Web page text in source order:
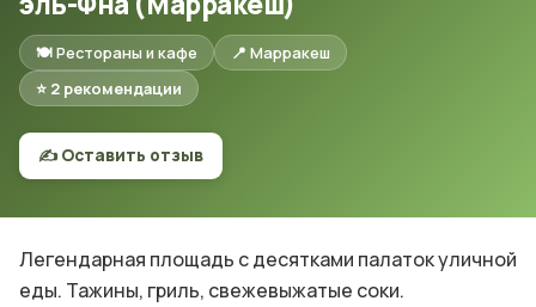
🍽 Рестораны и кафе
📍 Марракеш
⭐ 2 рекомендации
✍️ Оставить отзыв
Легендарная площадь с десятками палаток уличной
еды. Тажины, гриль, свежевыжатые соки.